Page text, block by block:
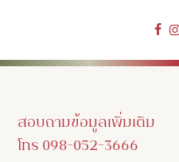
สอบถามข้อมูลเพิ่มเติม
โทร 098-052-3666